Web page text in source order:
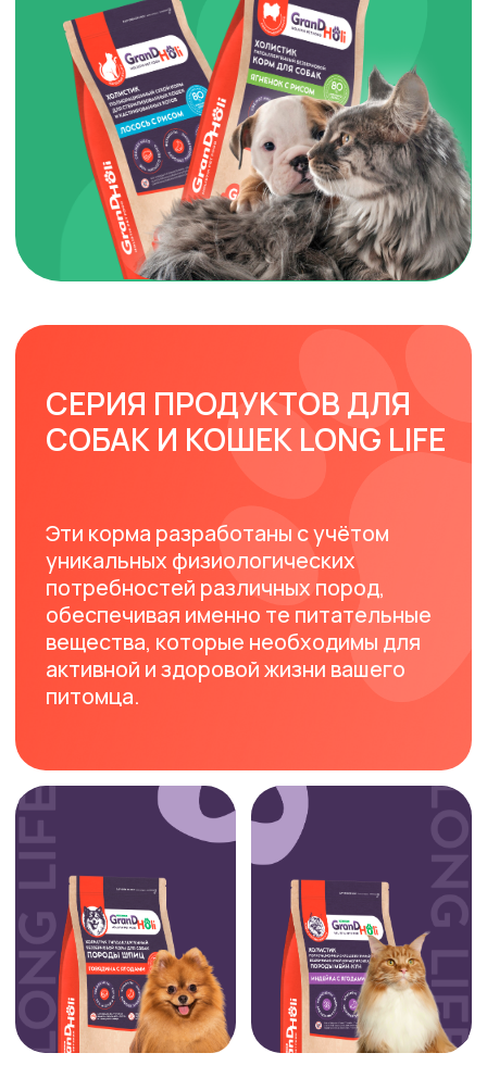
СЕРИЯ ПРОДУКТОВ ДЛЯ
СОБАК И КОШЕК LONG LIFE
Эти корма разработаны с учётом
уникальных физиологических
потребностей различных пород,
обеспечивая именно те питательные
вещества, которые необходимы для
активной и здоровой жизни вашего
питомца.
СКИДКА
НА ОЗОН 30%
приобрести корм GrandHoli по
невероятно выгодной цене. Введите
промокод
Срок действия промокода
Скопировать промокод
PETAGRO55
PETAGRO55
чтобы получить 30% скидку при
покупке на Озон!